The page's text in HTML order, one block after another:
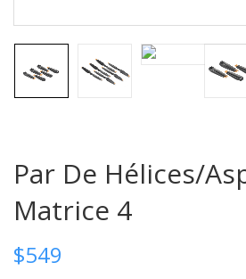
Par De Hélices/
Matrice 4
$549